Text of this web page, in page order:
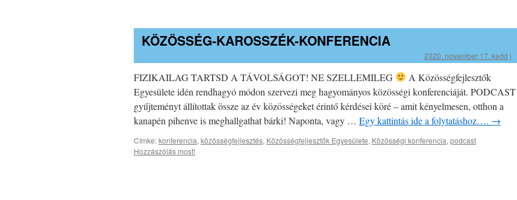
KÖZÖSSÉG-KAROSSZÉK-KONFERENCIA
2020. november 17. kedd |
FIZIKAILAG TARTSD A TÁVOLSÁGOT! NE SZELLEMILEG
A Közösségfejlesztők
Egyesülete idén rendhagyó módon szervezi meg hagyományos közösségi konferenciáját. PODCAST
gyűjteményt állítottak össze az év közösségeket érintő kérdései köré – amit kényelmesen, otthon a
kanapén pihenve is meghallgathat bárki! Naponta, vagy … Egy kattintás ide a folytatáshoz…. →
Címke:konferencia, közösségfejlesztés, Közösségfejlesztők Egyesülete, Közösségi konferencia, podcast
Hozzászólás most!